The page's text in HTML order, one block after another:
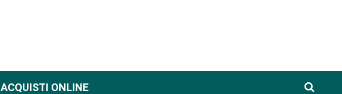
ACQUISTI ONLINE